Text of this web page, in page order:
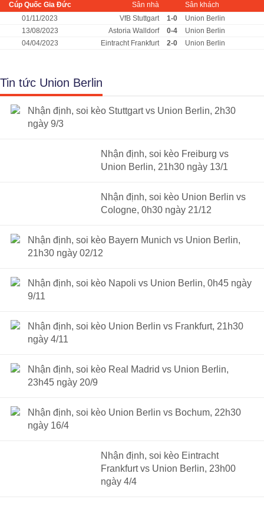
Cúp Quốc Gia Đức Sân nhà
Sân khách
01/11/2023
VfB Stuttgart 1-0
Union Berlin
13/08/2023
Astoria Walldorf 0-4
Union Berlin
04/04/2023
Eintracht Frankfurt 2-0 Union Berlin
Tin tức Union Berlin
Nhận định, soi kèo Stuttgart vs Union Berlin, 2h30
ngày 9/3
Nhận định, soi kèo Freiburg vs
Union Berlin, 21h30 ngày 13/1
Nhận định, soi kèo Union Berlin vs
Cologne, 0h30 ngày 21/12
Nhận định, soi kèo Bayern Munich vs Union Berlin,
21h30 ngày 02/12
Nhận định, soi kèo Napoli vs Union Berlin, 0h45 ngày
9/11
Nhận định, soi kèo Union Berlin vs Frankfurt, 21h30
ngày 4/11
Nhận định, soi kèo Real Madrid vs Union Berlin,
23h45 ngày 20/9
Nhận định, soi kèo Union Berlin vs Bochum, 22h30
ngày 16/4
Nhận định, soi kèo Eintracht
Frankfurt vs Union Berlin, 23h00
ngày 4/4